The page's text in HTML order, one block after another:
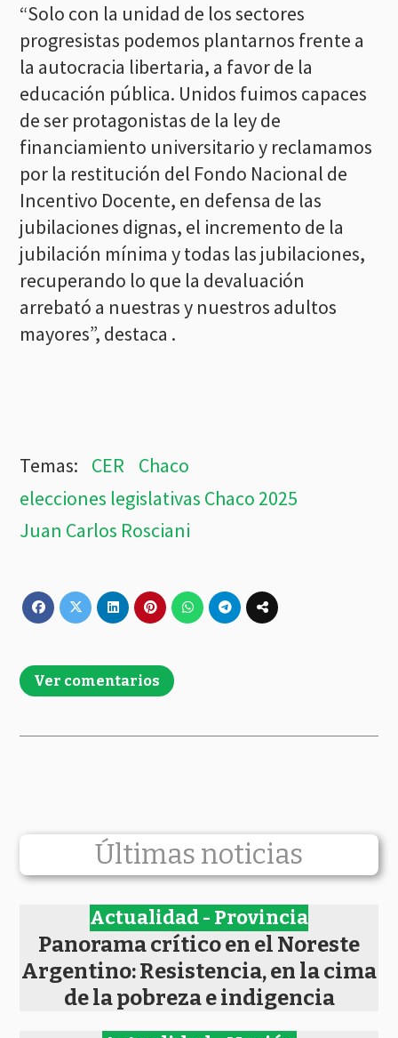
“Solo con la unidad de los sectores
progresistas podemos plantarnos frente a
la autocracia libertaria, a favor de la
educación pública. Unidos fuimos capaces
de ser protagonistas de la ley de
financiamiento universitario y reclamamos
por la restitución del Fondo Nacional de
Incentivo Docente, en defensa de las
jubilaciones dignas, el incremento de la
jubilación mínima y todas las jubilaciones,
recuperando lo que la devaluación
arrebató a nuestras y nuestros adultos
mayores”, destaca .
CER
Chaco
elecciones legislativas Chaco 2025
Juan Carlos Rosciani
Ver comentarios
Últimas noticias
Panorama crítico en el Noreste
Argentino: Resistencia, en la cima
de la pobreza e indigencia
Actualidad - Provincia